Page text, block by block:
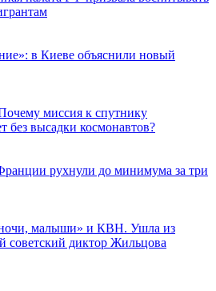
в Киеве объяснили новый
миссия к спутнику
без высадки космонавтов?
рухнули до минимума за три
малыши» и КВН. Ушла из
советский диктор Жильцова